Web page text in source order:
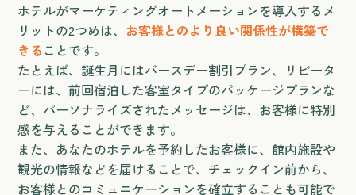
ホテルがマーケティングオートメーションを導入するメ
リットの2つめは、 お客様とのより良い関係性が構築で
きる ことです。
たとえば、誕生月にはバースデー割引プラン、リピータ
ーには、前回宿泊した客室タイプのパッケージプランな
ど、パーソナライズされたメッセージは、お客様に特別
感を与えることができます。
また、あなたのホテルを予約したお客様に、館内施設や
観光の情報などを届けることで、チェックイン前から、
お客様とのコミュニケーションを確立することも可能で